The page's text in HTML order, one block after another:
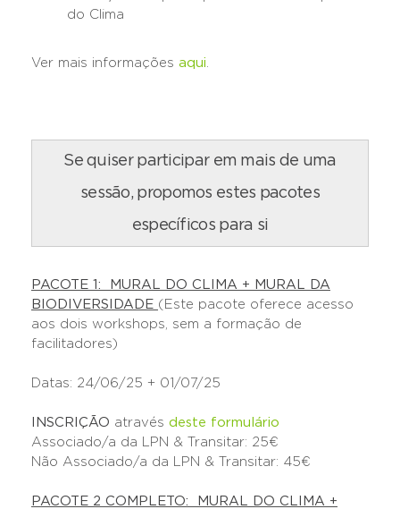
do Clima
Ver mais informações aqui.
Se quiser participar em mais de uma
sessão, propomos estes pacotes
específicos para si
PACOTE 1: MURAL DO CLIMA + MURAL DA
BIODIVERSIDADE (Este pacote oferece acesso
aos dois workshops, sem a formação de
facilitadores)
Datas: 24/06/25 + 01/07/25
INSCRIÇÃO através deste formulário
Associado/a da LPN & Transitar: 25€
Não Associado/a da LPN & Transitar: 45€
PACOTE 2 COMPLETO: MURAL DO CLIMA +